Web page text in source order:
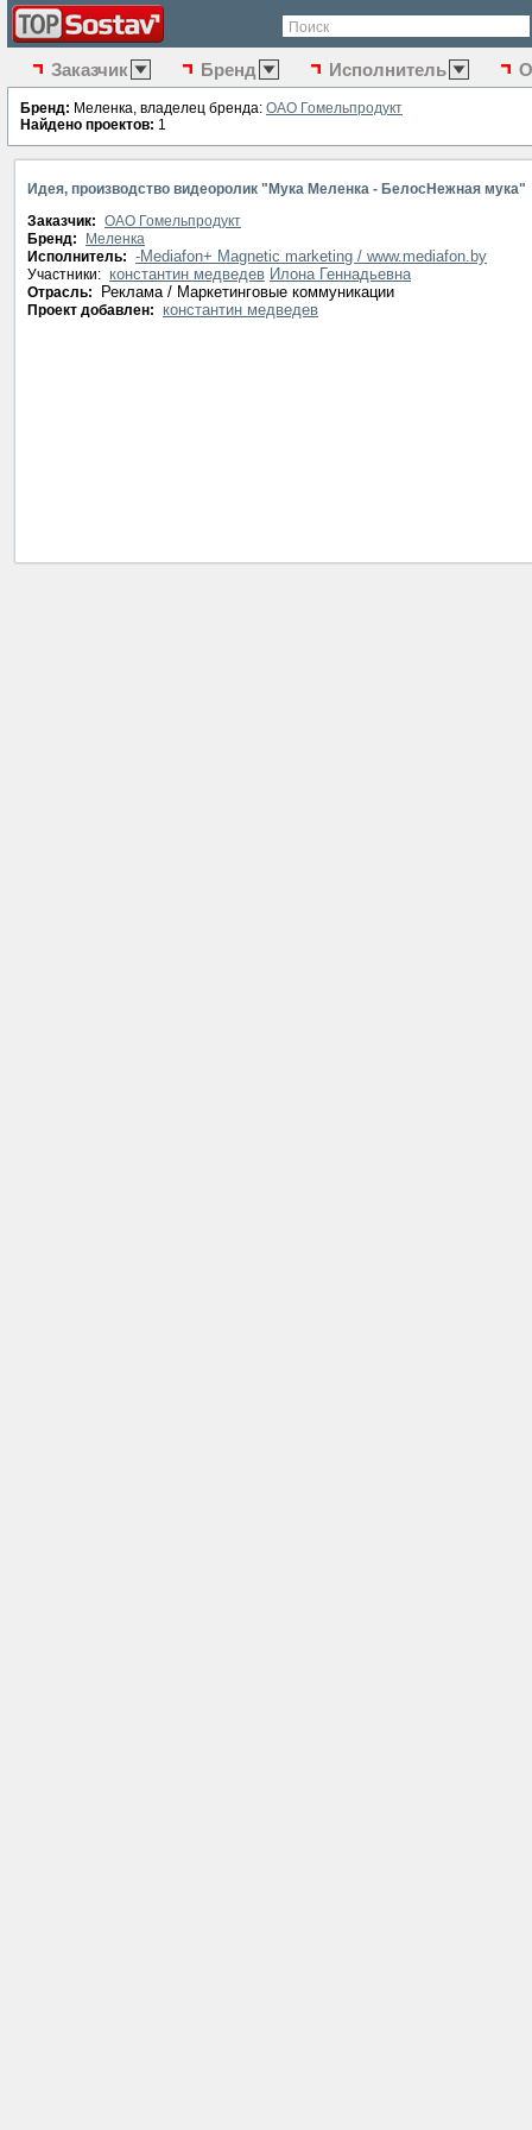
Поиск
Заказчик Бренд Исполнитель
Бренд: Меленка, владелец бренда: ОАО Гомельпродукт
Найдено проектов: 1
Идея, производство видеоролик "Мука Меленка - БелосНежная мука"
Заказчик: ОАО Гомельпродукт
Бренд:
Меленка
Исполнитель: -Mediafon+ Magnetic marketing / www.mediafon.by
Участники: константин медведев Илона Геннадьевна
Отрасль: Реклама / Маркетинговые коммуникации
Проект добавлен: константин медведев